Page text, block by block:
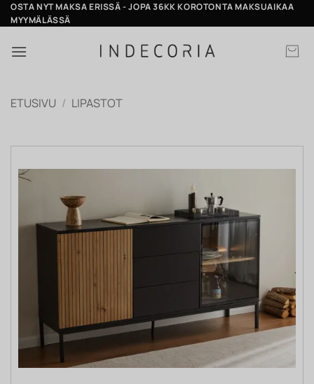
Skip
to
OSTA NYT MAKSA ERISSÄ - JOPA 36KK KOROTONTA MAKSUAIKAA
MYYMÄLÄSSÄ
ETUSIVU / LIPASTOT